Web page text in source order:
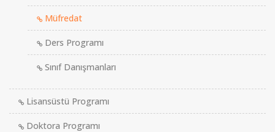
Müfredat
Ders Programı
Sınıf Danışmanları
Lisansüstü Programı
Doktora Programı